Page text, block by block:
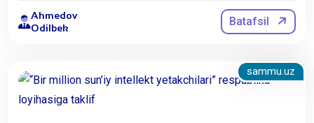
Ahmedov
Odilbek
Batafsil
sammu.uz